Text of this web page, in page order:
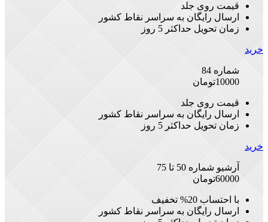
قیمت روی جلد
ارسال رایگان به سراسر نقاط کشور
زمان تحویل حداکثر 5 روز
خرید
شماره 84
10000تومان
قیمت روی جلد
ارسال رایگان به سراسر نقاط کشور
زمان تحویل حداکثر 5 روز
خرید
آرشیو شماره 50 تا 75
60000تومان
با احتساب 20% تخفیف
ارسال رایگان به سراسر نقاط کشور